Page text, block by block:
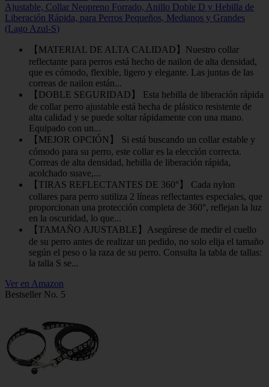
Ajustable, Collar Neopreno Forrado, Anillo Doble D y Hebilla de
Liberación Rápida, para Perros Pequeños, Medianos y Grandes
(Lago Azul-S)
【MATERIAL DE ALTA CALIDAD】Nuestro collar
reflectante para perros está hecho de nailon de alta densidad,
que es cómodo, flexible, ligero y elegante. Las juntas de las
correas de nailon están...
【DOBLE SEGURIDAD】 Esta hebilla de liberación rápida
de collar perro ajustable está hecha de plástico resistente de
alta calidad y se puede soltar rápidamente con una mano.
Equipado con un...
【MEJOR OPCIÓN】 Si está buscando un collar estable y
cómodo para su perro, este collar es la elección correcta.
Correas de alta densidad, hebilla de liberación rápida,
acolchado suave,...
【TIRAS REFLECTANTES DE 360°】 Cada nylon
collares para perro sutiliza 2 líneas reflectantes especiales, que
proporcionan una protección completa de 360°, reflejan la luz
en la oscuridad, lo que...
【TAMAÑO AJUSTABLE】Asegúrese de medir el cuello
de su perro antes de realizar un pedido, no solo elija el tamaño
según el peso o la raza de su perro. Consulta la tabla de tallas:
la talla S se...
Ver en Amazon
Bestseller No. 5